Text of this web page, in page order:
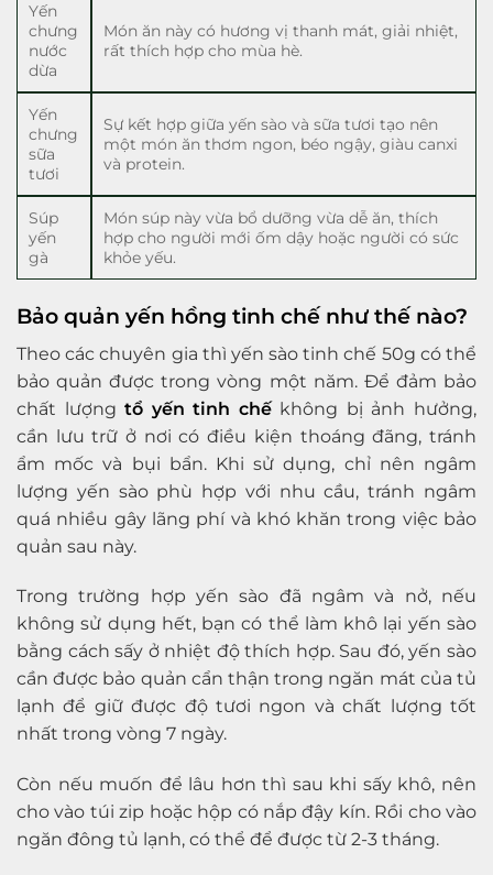
Yến
chưng
nước
dừa
Món ăn này có hương vị thanh mát, giải nhiệt,
rất thích hợp cho mùa hè.
Yến
chưng
sữa
tươi
Sự kết hợp giữa yến sào và sữa tươi tạo nên
một món ăn thơm ngon, béo ngậy, giàu canxi
và protein.
Súp
yến
gà
Món súp này vừa bổ dưỡng vừa dễ ăn, thích
hợp cho người mới ốm dậy hoặc người có sức
khỏe yếu.
Bảo quản yến hồng tinh chế như thế nào?
Theo các chuyên gia thì yến sào tinh chế 50g có thể
bảo quản được trong vòng một năm. Để đảm bảo
chất lượngtổ yến tinh chếkhông bị ảnh hưởng,
cần lưu trữ ở nơi có điều kiện thoáng đãng, tránh
ẩm mốc và bụi bẩn. Khi sử dụng, chỉ nên ngâm
lượng yến sào phù hợp với nhu cầu, tránh ngâm
quá nhiều gây lãng phí và khó khăn trong việc bảo
quản sau này.
Trong trường hợp yến sào đã ngâm và nở, nếu
không sử dụng hết, bạn có thể làm khô lại yến sào
bằng cách sấy ở nhiệt độ thích hợp. Sau đó, yến sào
cần được bảo quản cẩn thận trong ngăn mát của tủ
lạnh để giữ được độ tươi ngon và chất lượng tốt
nhất trong vòng 7 ngày.
Còn nếu muốn để lâu hơn thì sau khi sấy khô, nên
cho vào túi zip hoặc hộp có nắp đậy kín. Rồi cho vào
ngăn đông tủ lạnh, có thể để được từ 2-3 tháng.